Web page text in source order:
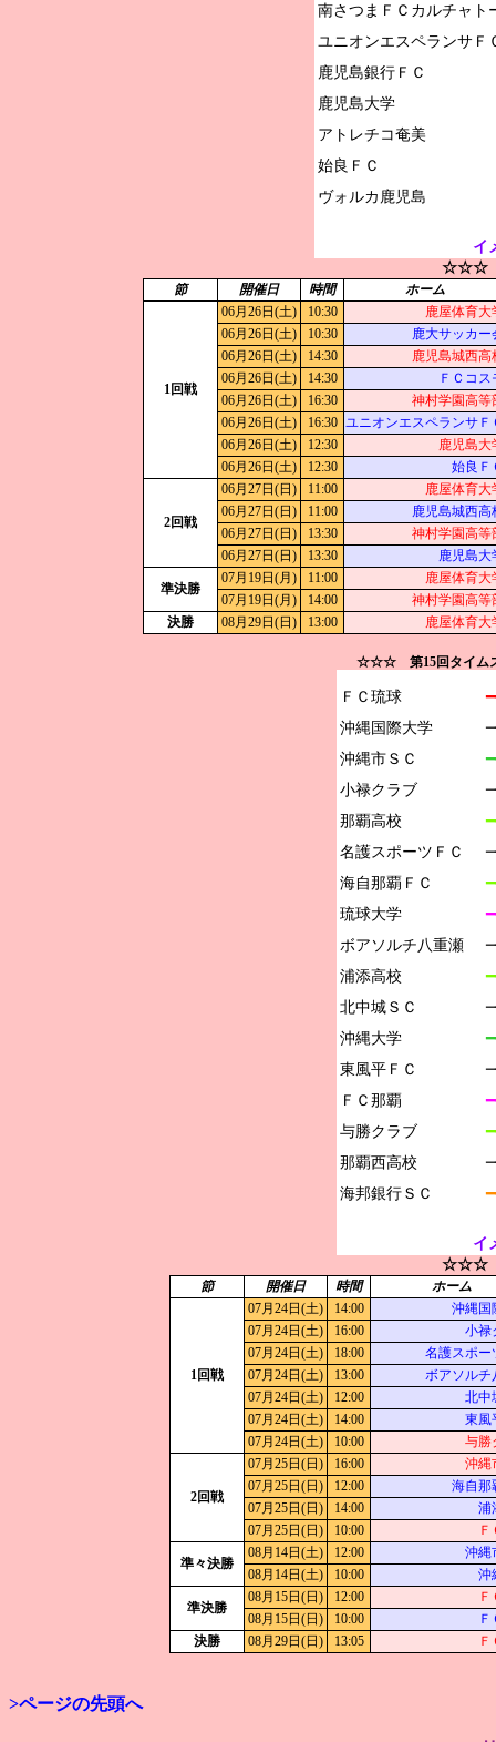
南さつまＦＣカルチャト
ユニオンエスペランサＦ
鹿児島銀行ＦＣ
鹿児島大学
アトレチコ奄美
始良ＦＣ
イ
☆☆☆
節 開催日 時間 ホーム
1回戦
06月26日(土) 10:30
鹿屋体育大
06月26日(土)
10:30
鹿大サッカー
06月26日(土)
14:30
鹿児島城西高
06月26日(土)
14:30
ＦＣコス
06月26日(土)
16:30
神村学園高等
06月26日(土)
16:30 ユニオンエスペランサＦ
06月26日(土)
12:30
鹿児島大
06月26日(土)
12:30 始良Ｆ
2回戦
06月27日(日) 11:00
鹿屋体育大
06月27日(日)
11:00
鹿児島城西高
06月27日(日)
13:30
神村学園高等
06月27日(日)
13:30 鹿児島大
準決勝
07月19日(月) 11:00
鹿屋体育大
07月19日(月)
14:00
神村学園高等
決勝
08月29日(日) 13:00 鹿屋体育大
☆☆☆ 第15回タイム
ＦＣ琉球
沖縄国際大学
沖縄市ＳＣ
小禄クラブ
那覇高校
名護スポーツＦＣ
海自那覇ＦＣ
琉球大学
ボアソルチ八重瀬
浦添高校
北中城ＳＣ
沖縄大学
東風平ＦＣ
ＦＣ那覇
与勝クラブ
那覇西高校
イ
☆☆☆
節 開催日 時間 ホーム
1回戦
07月24日(土) 14:00
沖縄国
07月24日(土)
16:00
小禄
07月24日(土)
18:00
名護スポー
07月24日(土)
13:00
ボアソルチ
07月24日(土)
12:00
北中
07月24日(土)
14:00
東風
07月24日(土)
10:00 与勝
2回戦
07月25日(日) 16:00
沖縄
07月25日(日)
12:00
海自那
07月25日(日)
14:00
浦
07月25日(日)
10:00
準々決勝
08月14日(土) 12:00
沖縄
08月14日(土)
10:00 沖
準決勝
08月15日(日) 12:00
08月15日(日)
10:00
決勝
08月29日(日) 13:05
>ページの先頭へ